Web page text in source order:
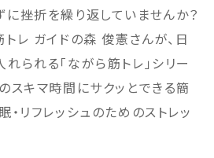
挫折を繰り返していませんか？
レ ガイドの森 俊憲さんが、日
られる「ながら筋トレ」シリー
スキマ時間にサクッとできる簡
・リフレッシュのためのストレッ